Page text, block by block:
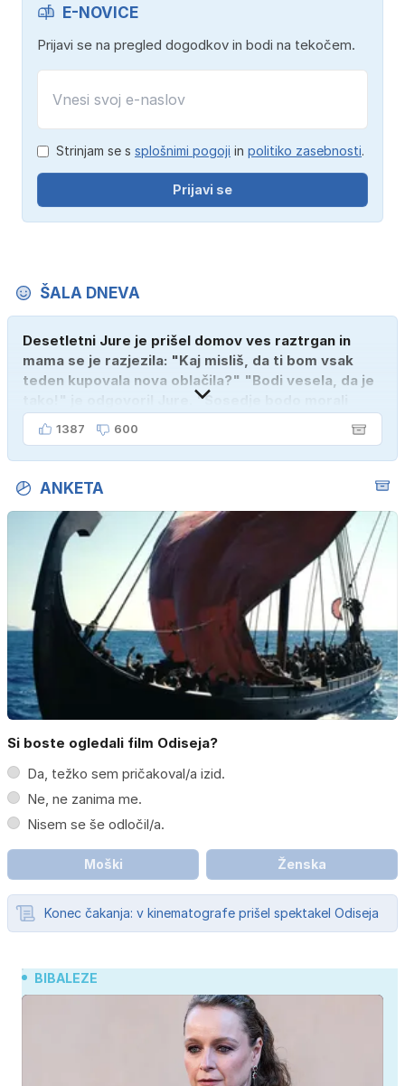
E-NOVICE
Prijavi se na pregled dogodkov in bodi na tekočem.
Strinjam se s splošnimi pogoji in politiko zasebnosti.
Prijavi se
ŠALA DNEVA
Desetletni Jure je prišel domov ves raztrgan in
mama se je razjezila: "Kaj misliš, da ti bom vsak
teden kupovala nova oblačila?" "Bodi vesela, da je
tako!" je odgovoril Jure. "Sosedje bodo morali
kupiti novega sina, tako sem ga prebutal!"
1387 600
ANKETA
Si boste ogledali film Odiseja?
Da, težko sem pričakoval/a izid.
Ne, ne zanima me.
Nisem se še odločil/a.
Moški Ženska
Konec čakanja: v kinematografe prišel spektakel Odiseja
BIBALEZE